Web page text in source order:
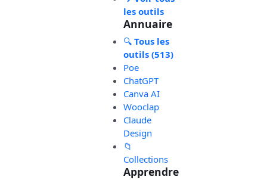
les outils
Annuaire
🔍 Tous les
outils (513)
Poe
ChatGPT
Canva AI
Wooclap
Claude
Design
📁
Collections
Apprendre